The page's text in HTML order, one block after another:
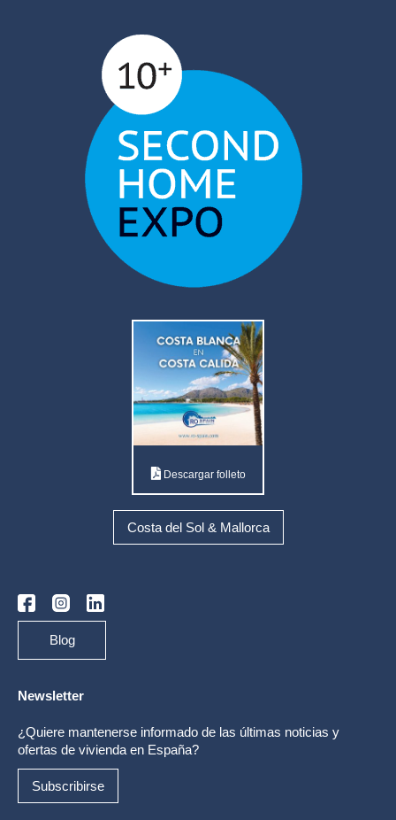
Descargar folleto
Costa del Sol & Mallorca
Blog
Newsletter
¿Quiere mantenerse informado de las últimas noticias y
ofertas de vivienda en España?
Subscribirse